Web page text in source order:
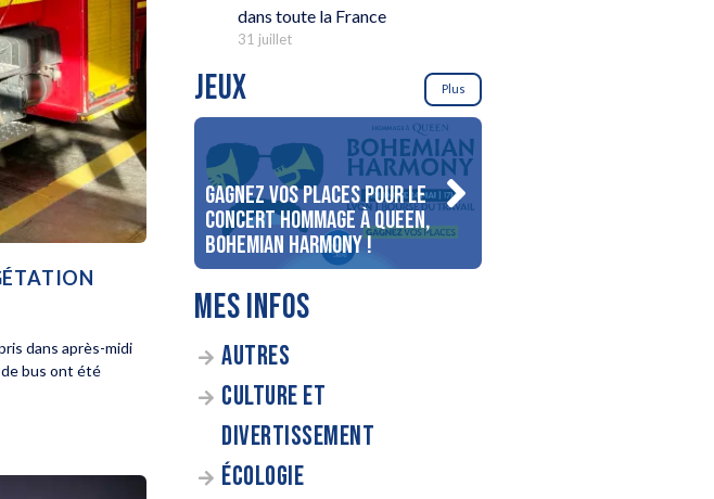
dans après-midi
bus ont été
dans toute la France
31 juillet
JEUX Plus
Gagnez vos places pour le
concert Hommage à Queen,
Bohemian Harmony !
MES INFOS
AUTRES
CULTURE ET
DIVERTISSEMENT
ÉCOLOGIE